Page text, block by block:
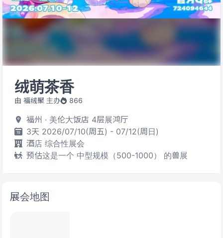
绒萌茶香
由 福绒聚 主办 866
福州 · 美伦大饭店 4层展鸿厅
3天 2026/07/10(周五) - 07/12(周日)
酒店 综合性展会
预估这是一个 中型规模（500-1000） 的兽展
展会地图